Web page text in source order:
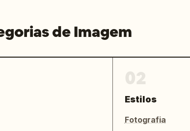
de Imagem
Estilos
Fotografia